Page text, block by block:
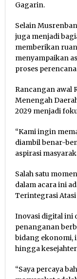
Gagarin.
Selain
juga menjadi
memberikan
menyampaikan
proses
Rancangan awal
Menengah
2029 menjadi
“Kami ingin
diambil benar-
aspirasi
Salah satu
dalam acara ini
Terintegrasi Atasi
Inovasi digital ini
penanganan
bidang ekonomi,
hingga
“Saya percaya